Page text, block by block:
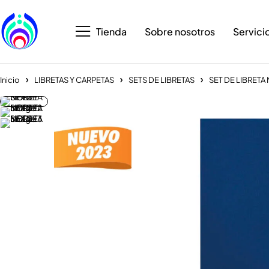
Tienda Sobre nosotros
Inicio LIBRETAS Y CARPETAS SETS DE LIBRETAS SET DE LIBRETA